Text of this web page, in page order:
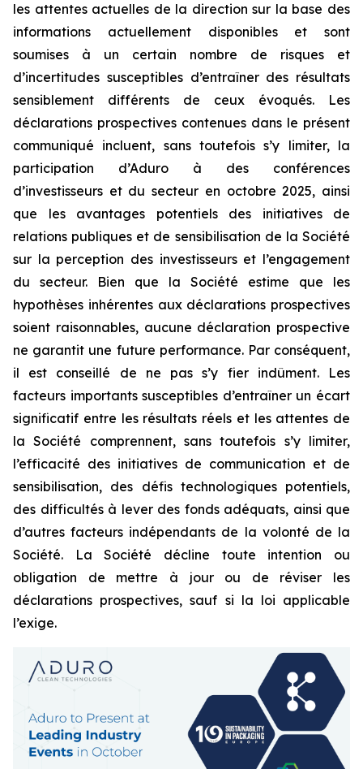
les attentes actuelles de la direction sur la base des
informations actuellement disponibles et sont
soumises à un certain nombre de risques et
d’incertitudes susceptibles d’entraîner des résultats
sensiblement différents de ceux évoqués. Les
déclarations prospectives contenues dans le présent
communiqué incluent, sans toutefois s’y limiter, la
participation d’Aduro à des conférences
d’investisseurs et du secteur en octobre 2025, ainsi
que les avantages potentiels des initiatives de
relations publiques et de sensibilisation de la Société
sur la perception des investisseurs et l’engagement
du secteur. Bien que la Société estime que les
hypothèses inhérentes aux déclarations prospectives
soient raisonnables, aucune déclaration prospective
ne garantit une future performance. Par conséquent,
il est conseillé de ne pas s’y fier indûment. Les
facteurs importants susceptibles d’entraîner un écart
significatif entre les résultats réels et les attentes de
la Société comprennent, sans toutefois s’y limiter,
l’efficacité des initiatives de communication et de
sensibilisation, des défis technologiques potentiels,
des difficultés à lever des fonds adéquats, ainsi que
d’autres facteurs indépendants de la volonté de la
Société. La Société décline toute intention ou
obligation de mettre à jour ou de réviser les
déclarations prospectives, sauf si la loi applicable
l’exige.